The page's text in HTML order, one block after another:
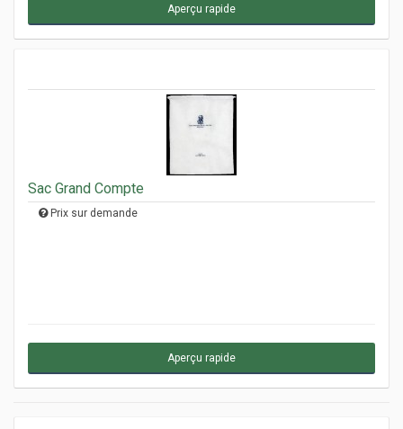
Aperçu rapide
Sac Grand Compte
Prix sur demande
Aperçu rapide